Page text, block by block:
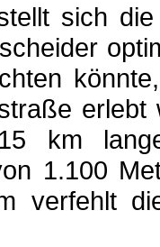
sich
km
1.100
verfehlt